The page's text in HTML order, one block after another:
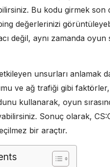
Bu kodu girmek
değerlerinizi
değil, aynı zamanda
unsurları anlamak
ve ağ trafiği gibi
kullanarak, oyun
Sonuç olarak,
bir araçtır.